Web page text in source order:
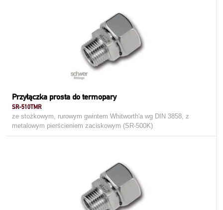
Przyłączka prosta do termopary
SR-510TMR
ze stożkowym, rurowym gwintem Whitworth'a wg DIN 3858, z
metalowym pierścieniem zaciskowym (SR-500K)